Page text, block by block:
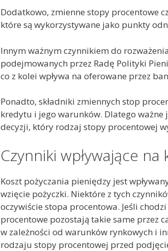
Dodatkowo, zmienne stopy procentowe
które są wykorzystywane jako punkty
Innym ważnym czynnikiem do
podejmowanych przez Radę Polityki
co z kolei wpływa na oferowane przez
Ponadto, składniki zmiennych stop
kredytu i jego warunków. Dlatego
decyzji, który rodzaj stopy procentowej
Czynniki wpływające
Koszt pożyczania pieniędzy jest
wzięcie pożyczki. Niektóre z tych
oczywiście stopa procentowa. Jeśli
procentowe pozostają takie same przez
w zależności od warunków rynkowych i
rodzaju stopy procentowej przed